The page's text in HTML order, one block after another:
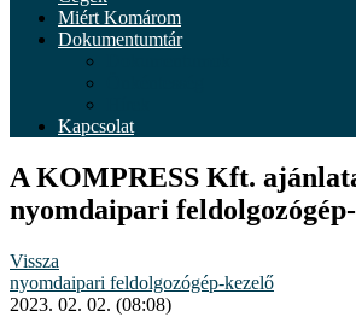
Miért Komárom
Dokumentumtár
Kapcsolat
A KOMPRESS Kft.
nyomdaipari
Vissza
nyomdaipari feldolgozógép-kezelő
2023. 02. 02. (08:08)